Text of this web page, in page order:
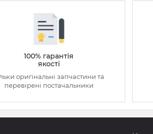
100% гарантія
якості
оригінальні запчастини та
перевірені постачальники